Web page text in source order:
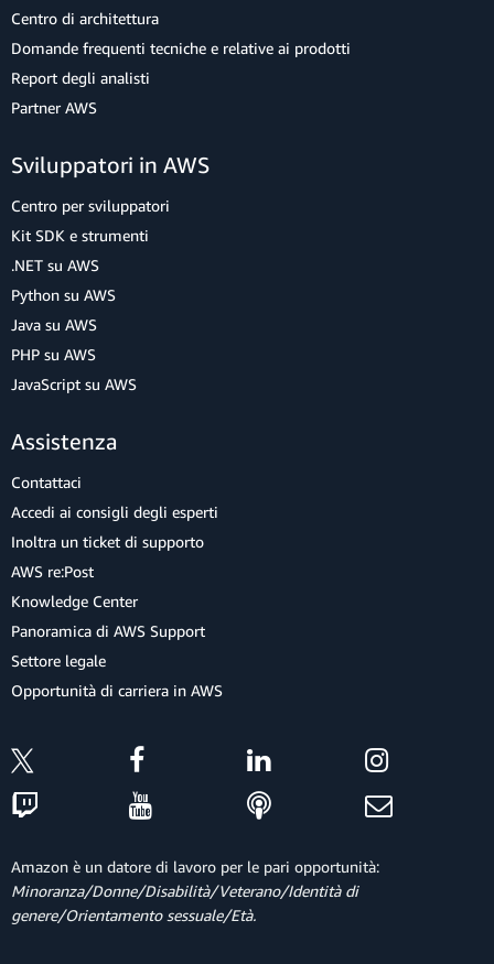
Centro di architettura
Domande frequenti tecniche e relative ai prodotti
Report degli analisti
Partner AWS
Sviluppatori in AWS
Centro per sviluppatori
Kit SDK e strumenti
.NET su AWS
Python su AWS
Java su AWS
PHP su AWS
JavaScript su AWS
Assistenza
Contattaci
Accedi ai consigli degli esperti
Inoltra un ticket di supporto
AWS re:Post
Knowledge Center
Panoramica di AWS Support
Settore legale
Opportunità di carriera in AWS
Amazon è un datore di lavoro per le pari opportunità:
Minoranza/Donne/Disabilità/Veterano/Identità di
genere/Orientamento sessuale/Età.